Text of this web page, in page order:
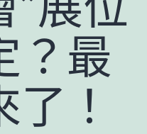
？最
！